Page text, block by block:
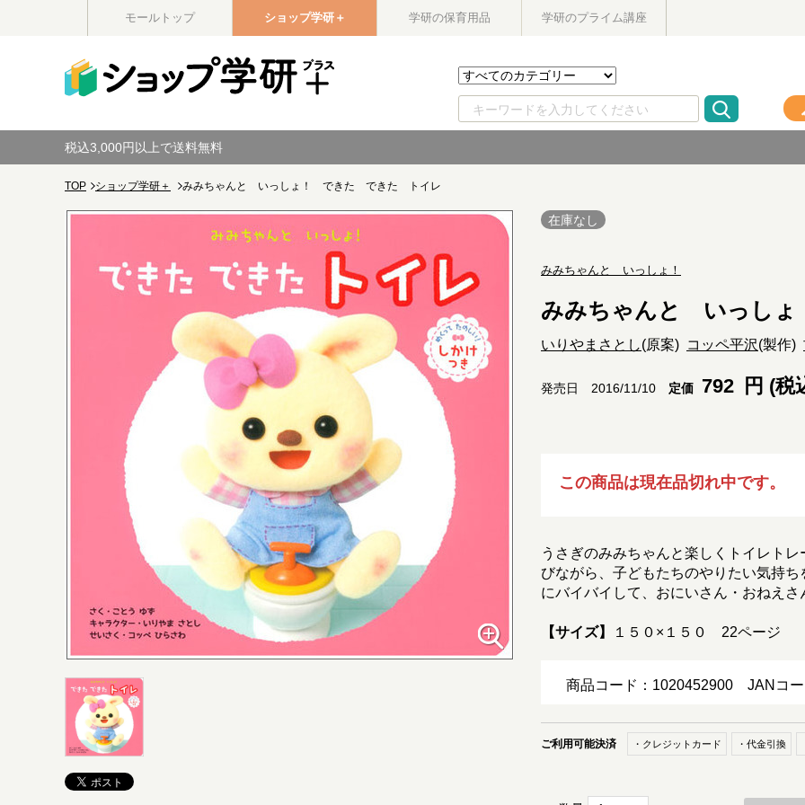
モールトップ ショップ学研＋ 学研の保育用品 学研のプライム講座
税込3,000円以上で送料無料
TOP ショップ学研＋ みみちゃんと いっしょ！ できた できた トイレ
在庫なし
みみちゃんと いっしょ！
みみちゃんと いっし
いりやまさとし(原案) コッペ平沢(製作)
発売日 2016/11/10 定価 792 円 (税
この商品は現在品切れ中です。
うさぎのみみちゃんと楽しくトイレト
びながら、子どもたちのやりたい気持
にバイバイして、おにいさん・おねえ
【サイズ】 １５０×１５０ 22ページ
商品コード：1020452900 JANコ
ご利用可能決済 ・クレジットカード ・代金引換